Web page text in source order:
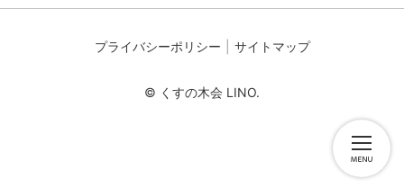
プライバシーポリシー サイトマップ
© くすの木会 LINO.